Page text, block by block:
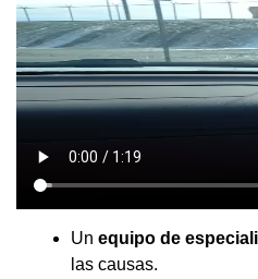
Un equipo de
las causas.